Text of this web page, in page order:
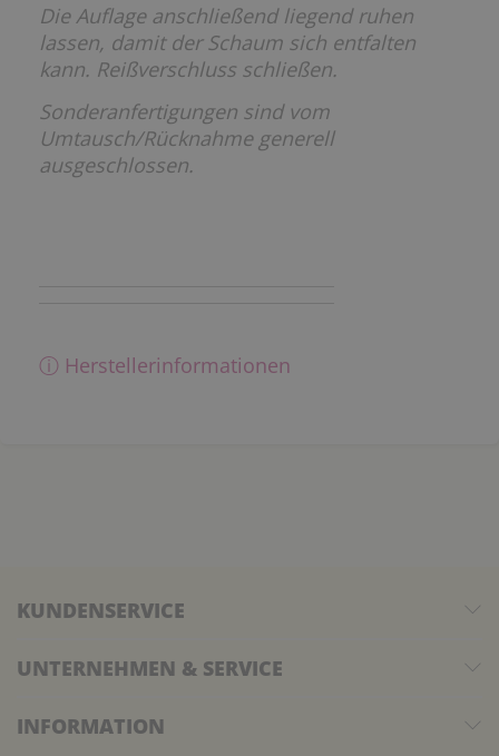
Die Auflage anschließend liegend ruhen
lassen, damit der Schaum sich entfalten
kann. Reißverschluss schließen.
Sonderanfertigungen sind vom
Umtausch/Rücknahme generell
ausgeschlossen.
ⓘ Herstellerinformationen
KUNDENSERVICE
UNTERNEHMEN & SERVICE
INFORMATION